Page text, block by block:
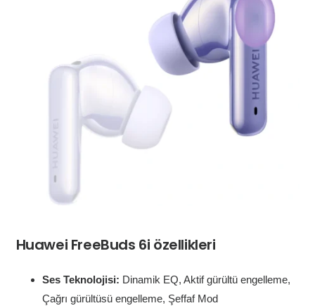
Huawei FreeBuds 6i özellikleri
Ses Teknolojisi: Dinamik EQ, Aktif gürültü engelleme,
Çağrı gürültüsü engelleme, Şeffaf Mod